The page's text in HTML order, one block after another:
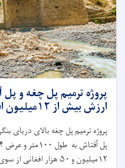
پروژه ترمیم پل چغه و
ارزش بیش از ۱۲میلیون افغانی جریان دارد
پروژه ترمیم پل چغه بالای دریای
پل آقتاش به طول ۱۰۰متر و عرض
۱۲میلیون و ۵۰هزار افغانی از